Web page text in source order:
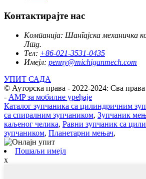
Контактирајте нас
Компанија: Шангајска механичка
Лтд.
Тел: +86-021-3531-0435
Имејл: penny@michiganmech.com
УПИТ САДА
© Ауторска права - 2022-2024: Сва права
- AMP за мобилне уређаје
Каталог зупчаника са цилиндричним
са спиралним зупчаником, Зупчаник
каљеног челика, Равни зупчаник са
зупчаником, Планетарни мењач,
Пошаљи имејл
x